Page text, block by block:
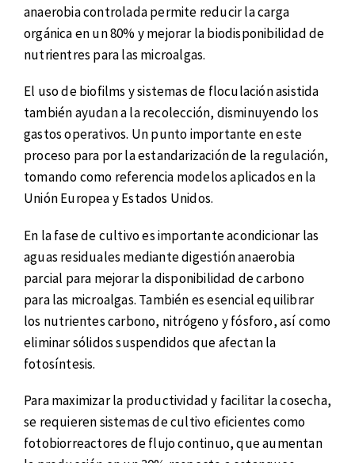
anaerobia controlada permite reducir la carga
orgánica en un 80% y mejorar la biodisponibilidad de
nutrientres para las microalgas.
El uso de biofilms y sistemas de floculación asistida
también ayudan a la recolección, disminuyendo los
gastos operativos. Un punto importante en este
proceso para por la estandarización de la regulación,
tomando como referencia modelos aplicados en la
Unión Europea y Estados Unidos.
En la fase de cultivo es importante acondicionar las
aguas residuales mediante digestión anaerobia
parcial para mejorar la disponibilidad de carbono
para las microalgas. También es esencial equilibrar
los nutrientes carbono, nitrógeno y fósforo, así como
eliminar sólidos suspendidos que afectan la
fotosíntesis.
Para maximizar la productividad y facilitar la cosecha,
se requieren sistemas de cultivo eficientes como
fotobiorreactores de flujo continuo, que aumentan